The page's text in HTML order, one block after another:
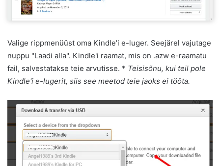
Valige rippmenüüst oma Kindle'i e-luger. Seejärel vajutage
nuppu "Laadi alla". Kindle'i raamat, mis on .azw e-raamatu
fail, salvestatakse teie arvutisse. * Teisisõnu, kui teil pole
Kindle'i e-lugerit, siis see meetod teie jaoks ei tööta.